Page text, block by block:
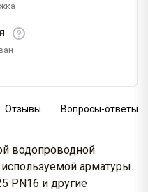
Отзывы Вопросы-ответы
водопроводной
арматуры.
PN16 и другие